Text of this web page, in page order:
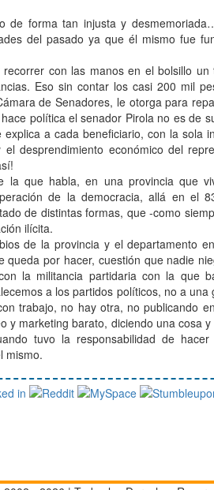
de forma tan injusta y
del pasado ya que él mismo fue
con las manos en el bolsillo
Eso sin contar los casi 200 mil
de Senadores, le otorga para
política el senador Pirola no es de
a cada beneficiario, con la sola
desprendimiento económico del
la que habla, en una provincia que
de la democracia, allá en el
de distintas formas, que -como
ilícita.
de la provincia y el departamento
queda por hacer, cuestión que nadie
la militancia partidaria con la que
a los partidos políticos, no a una
trabajo, no hay otra, no publicando
y marketing barato, diciendo una cosa
tuvo la responsabilidad de
mismo.